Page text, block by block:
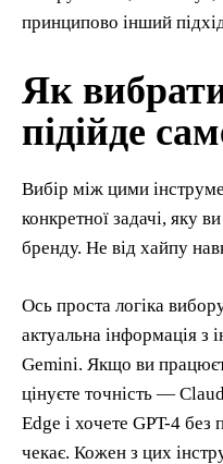
принципово інший
Як
підійде
Вибір між цими
конкретної задачі, яку
бренду. Не від хайпу
Ось проста логіка
актуальна інформація
Gemini. Якщо ви
цінуєте точність —
Edge і хочете GPT-4
чекає. Кожен з цих